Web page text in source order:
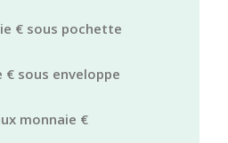
€ sous pochette
€ sous enveloppe
monnaie €